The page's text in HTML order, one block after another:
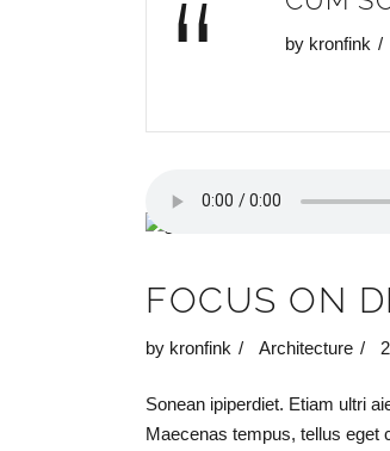
“ by kronfink
FOCUS ON
by kronfink Architecture
Sonean ipiperdiet. Etiam ultri
Maecenas tempus, tellus eget